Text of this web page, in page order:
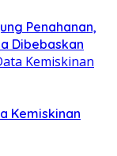
Penahanan,
Dibebaskan
Kemiskinan